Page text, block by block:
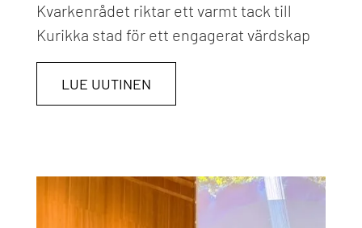
Kvarkenrådet riktar ett varmt tack till
Kurikka stad för ett engagerat värdskap
LUE UUTINEN